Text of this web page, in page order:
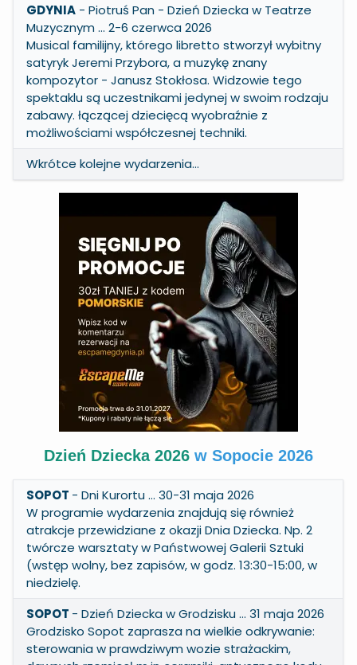
GDYNIA - Piotruś Pan - Dzień Dziecka w Teatrze
Muzycznym … 2-6 czerwca 2026
Musical familijny, którego libretto stworzył wybitny
satyryk Jeremi Przybora, a muzykę znany
kompozytor - Janusz Stokłosa. Widzowie tego
spektaklu są uczestnikami jedynej w swoim rodzaju
zabawy. łączącej dziecięcą wyobraźnie z
możliwościami współczesnej techniki.
Wkrótce kolejne wydarzenia...
Dzień Dziecka 2026 w Sopocie 2026
SOPOT - Dni Kurortu… 30-31 maja 2026
W programie wydarzenia znajdują się również
atrakcje przewidziane z okazji Dnia Dziecka. Np. 2
twórcze warsztaty w Państwowej Galerii Sztuki
(wstęp wolny, bez zapisów, w godz. 13:30-15:00, w
niedzielę.
SOPOT - Dzień Dziecka w Grodzisku … 31 maja 2026
Grodzisko Sopot zaprasza na wielkie odkrywanie:
sterowania w prawdziwym wozie strażackim,